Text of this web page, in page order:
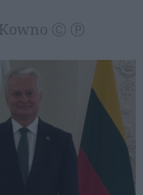
Ⓒ Ⓟ